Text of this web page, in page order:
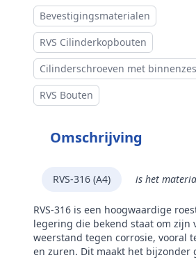
Aandrijving
Inhoud verpakking
Merk
RVS
Bevestigingsmaterialen
RVS Cilinderkopbouten
Cilinderschroeven met
RVS Bouten
Omschrijving
RVS-316 (A4) is het
RVS-316 is een hoogwaardige
legering die bekend staat om zijn
weerstand tegen corrosie, vooral
en zuren. Dit maakt het bijzonder